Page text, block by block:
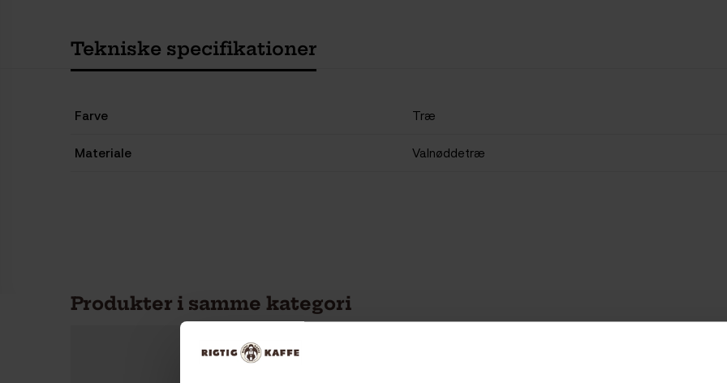
Tekniske specifikationer
Farve Træ
Materiale Valnøddetræ
Produkter i samme kategori